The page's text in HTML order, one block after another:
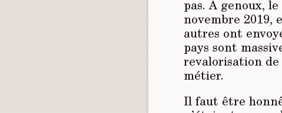
pas. À genoux,
novembre 2019,
autres ont
pays sont
revalorisation
métier.
Il faut être